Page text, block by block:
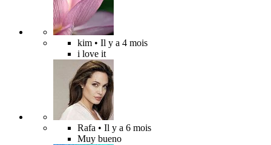
kim • Il y a 4 mois
i love it
Rafa • Il y a 6 mois
Muy bueno